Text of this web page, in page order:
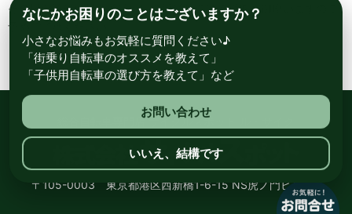
その場合該当部品を着払いにて返送して頂く必要が御座いますので
予めご了承ください。
総合自転車専門店 サイクルスポット ル・サイク
〒105-0003 東京都港区西新橋1-6-15 NS虎ノ門ビル8階
なにかお困りのことはございますか？
小さなお悩みもお気軽に質問ください♪
「街乗り自転車のオススメを教えて」
「子供用自転車の選び方を教えて」など
お問い合わせ
いいえ、結構です